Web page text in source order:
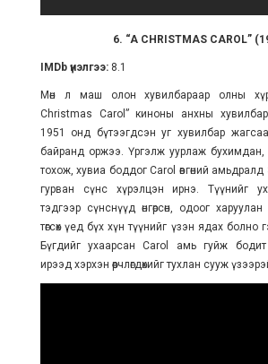
6. “A CHRISTMAS CAROL”
IMDb үнэлгээ:8.1
Мөн л маш олон хувилбараар олны
Christmas Carol” киноны анхны
1951 онд бүтээгдсэн уг хувилбар
байранд оржээ. Үргэлж уурлаж
тохож, хувиа боддог Carol өвгөний амьдралд
гурван сүнс хүрэлцэн ирнэ. Түүнийг
тэдгээр сүнснүүд өнгөрсөн, одоог
төгсөх үед бүх хүн түүнийг үзэн ядах болно
Бүгдийг ухаарсан Carol амь гуйж
ирээд хэрхэн өөрчлөгдөхийг тухлан сууж